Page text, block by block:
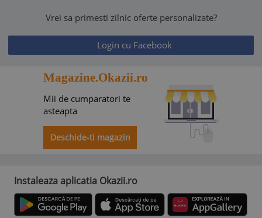
Vrei sa primesti zilnic oferte personalizate?
Login cu Facebook
Magazine.Okazii.ro
Mii de cumparatori te
asteapta
Deschide-ti magazin
Instaleaza aplicatia Okazii.ro